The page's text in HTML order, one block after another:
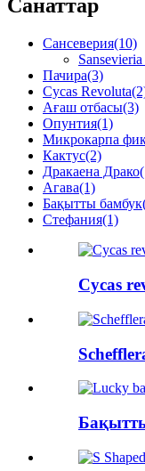
Санаттар
Сансеверия(10)
Пачира(3)
Cycas Revoluta
Ағаш отбасы(3)
Опунтия(1)
Микрокарпа
Кактус(2)
Дракаена Драко
Агава(1)
Бақытты бамбук
Стефания(1)
Cycas